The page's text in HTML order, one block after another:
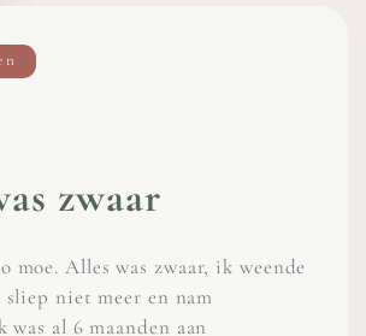
zwaar
moe. Alles was zwaar, ik weende
niet meer en nam
al 6 maanden aan